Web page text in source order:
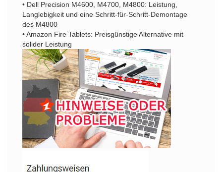
• Dell Precision M4600, M4700, M4800: Leistung,
Langlebigkeit und eine Schritt-für-Schritt-Demontage
des M4800
• Amazon Fire Tablets: Preisgünstige Alternative mit
solider Leistung